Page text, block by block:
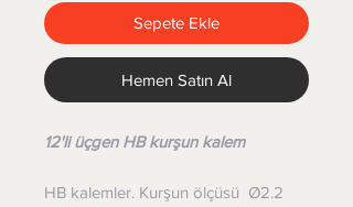
Sepete Ekle
Hemen Satın Al
12'li üçgen HB kurşun kalem
HB kalemler. Kurşun ölçüsü Ø2.2